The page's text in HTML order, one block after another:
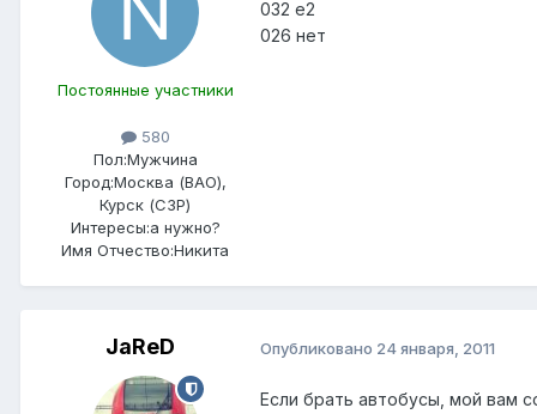
Постоянные участники
580
Пол:Мужчина
Город:Москва (ВАО),
Курск (СЗР)
Интересы:а нужно?
Имя Отчество:Никита
032 е2
026 нет
JaReD Опубликовано 24 января, 2011
Если брать автобусы, мой вам